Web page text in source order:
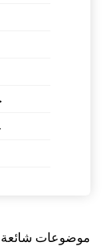
موضوعات شائعة